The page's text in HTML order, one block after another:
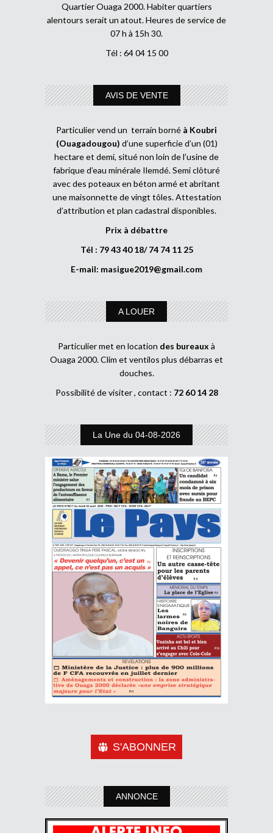
Quartier Ouaga 2000. Habiter quartiers
alentours serait un atout. Heures de service de
07 h à 15h 30.
Tél : 64 04 15 00
AVIS DE VENTE
Particulier vend un terrain borné à Koubri
(Ouagadougou) d’une superficie d’un (01)
hectare et demi, situé non loin de l’usine de
fabrique d’eau minérale Ilemdé. Semi clôturé
avec des poteaux en béton armé et abritant
une maisonnette de vingt tôles. Attestation
d’attribution et plan cadastral disponibles.
Prix à débattre
Tél : 79 43 40 18/ 74 74 11 25
E-mail: masigue2019@gmail.com
A LOUER
Particulier met en location des bureaux à
Ouaga 2000. Clim et ventilos plus débarras et
douches.
Possibilité de visiter , contact : 72 60 14 28
La Une du 04-08-2026
S'ABONNER
ANNONCE